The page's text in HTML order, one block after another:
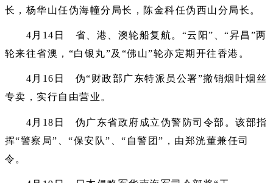
长，杨华山任伪海幢分局长，陈金科任伪西山分局长。
4月14日 省、港、澳轮船复航。“云阳”、“昇昌”两
轮来往省澳，“白银丸”及“佛山”轮亦定期开往香港。
4月16日 伪“财政部广东特派员公署”撤销烟叶烟丝
专卖，实行自由营业。
4月18日 伪广东省政府成立伪警防司令部。该部指
挥“警察局”、“保安队”、“自警团”，由郑洸董兼任司
令。